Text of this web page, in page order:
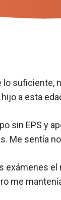
lo suficiente,
a esta
sin EPS y
Me sentía
exámenes
me